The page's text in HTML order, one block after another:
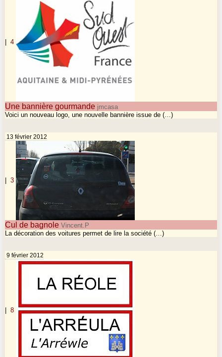
| 4
Une bannière gourmande jmcasa
Voici un nouveau logo, une nouvelle bannière issue de (…)
13 février 2012
| 3
Cul de bagnole Vincent.P
La décoration des voitures permet de lire la société (…)
9 février 2012
8